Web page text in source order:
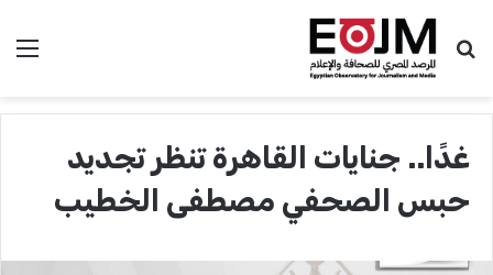
بحث عن
غدًا.. جنايات القاهرة تنظر تجديد
حبس الصحفي مصطفى الخطيب